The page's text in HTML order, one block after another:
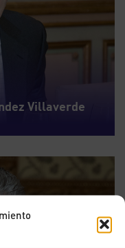
Villaverde